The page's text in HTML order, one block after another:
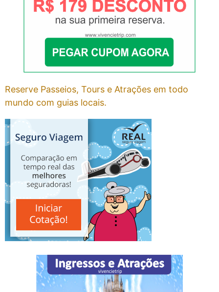
Reserve Passeios, Tours e Atrações em todo
mundo com guias locais.